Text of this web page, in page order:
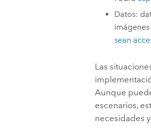
Datos:
sean
Las
Aunque
escenarios,
necesidades